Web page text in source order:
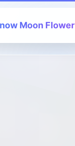
Moon Flower